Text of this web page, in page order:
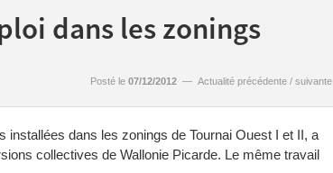
dans les zonings
Posté le 07/12/2012 — Actualité précédente / suivante
dans les zonings de Tournai Ouest I et II, a
collectives de Wallonie Picarde. Le même travail